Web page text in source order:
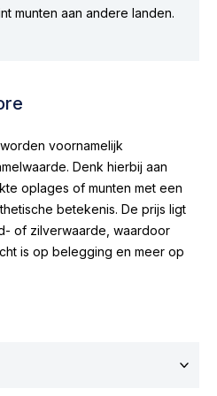
munten aan andere landen.
voornamelijk
Denk hierbij aan
oplages of munten met een
betekenis. De prijs ligt
of zilverwaarde, waardoor
is op belegging en meer op